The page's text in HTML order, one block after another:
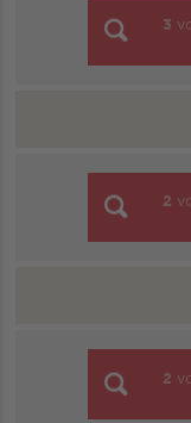
3
2
2